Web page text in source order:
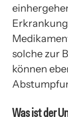
solche zur
können
Was ist der